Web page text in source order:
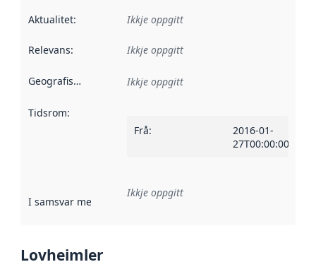
Aktualitet: Ikkje oppgitt
Relevans: Ikkje oppgitt
Geografisk område Ikkje oppgitt
Tidsrom:
Frå:
2016-01-
27T00:00:00Z
I samsvar med Referanse til ei implementeringsregel eller
Ikkje oppgitt
Lovheimler